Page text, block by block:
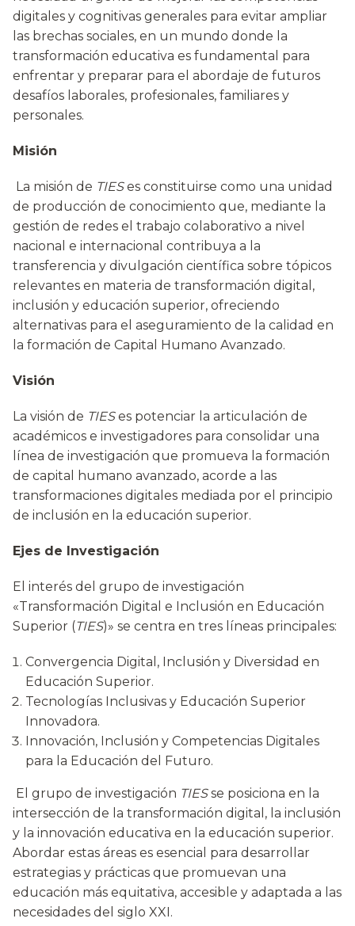
digitales y cognitivas generales para evitar ampliar
las brechas sociales, en un mundo donde la
transformación educativa es fundamental para
enfrentar y preparar para el abordaje de futuros
desafíos laborales, profesionales, familiares y
personales.
Misión
La misión de TIESes constituirse como una unidad
de producción de conocimiento que, mediante la
gestión de redes el trabajo colaborativo a nivel
nacional e internacional contribuya a la
transferencia y divulgación científica sobre tópicos
relevantes en materia de transformación digital,
inclusión y educación superior, ofreciendo
alternativas para el aseguramiento de la calidad en
la formación de Capital Humano Avanzado.
Visión
La visión de TIESes potenciar la articulación de
académicos e investigadores para consolidar una
línea de investigación que promueva la formación
de capital humano avanzado, acorde a las
transformaciones digitales mediada por el principio
de inclusión en la educación superior.
Ejes de Investigación
El interés del grupo de investigación
«Transformación Digital e Inclusión en Educación
Superior (TIES)» se centra en tres líneas principales:
Convergencia Digital, Inclusión y Diversidad en
Educación Superior.
Tecnologías Inclusivas y Educación Superior
Innovadora.
Innovación, Inclusión y Competencias Digitales
para la Educación del Futuro.
El grupo de investigación TIESse posiciona en la
intersección de la transformación digital, la inclusión
y la innovación educativa en la educación superior.
Abordar estas áreas es esencial para desarrollar
estrategias y prácticas que promuevan una
educación más equitativa, accesible y adaptada a las
necesidades del siglo XXI.